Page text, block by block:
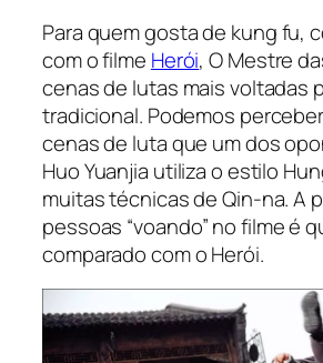
Para quem gosta de kung fu,
com o filme Herói, O Mestre
cenas de lutas mais voltadas
tradicional. Podemos
cenas de luta que um dos
Huo Yuanjia utiliza o estilo
muitas técnicas de Qin-na. A
pessoas “voando” no filme é
comparado com o Herói.